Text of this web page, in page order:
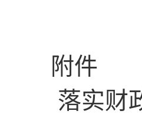
附件
落实财